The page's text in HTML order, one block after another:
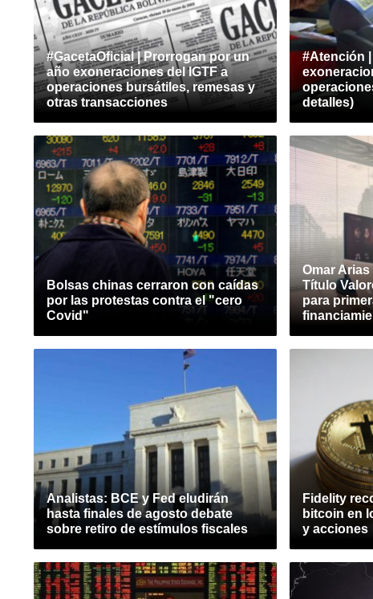
#GacetaOficial | Prorrogan por un
año exoneraciones del IGTF a
operaciones bursátiles, remesas y
otras transacciones
#Atención
detalles)
Bolsas chinas cerraron con caídas
por las protestas contra el "cero
Covid"
Omar
Título
para
Analistas: BCE y Fed eludirán
hasta finales de agosto debate
sobre retiro de estímulos fiscales
Fidelity
bitcoin en
y acciones